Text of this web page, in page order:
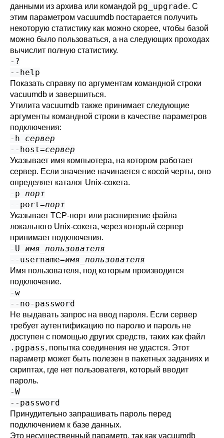
данными из архива или командой pg_upgrade. С
этим параметром vacuumdb постарается получить
некоторую статистику как можно скорее, чтобы базой
можно было пользоваться, а на следующих проходах
вычислит полную статистику.
-?
--help
Показать справку по аргументам командной строки
vacuumdb и завершиться.
Утилита vacuumdb также принимает следующие
аргументы командной строки в качестве параметров
подключения:
-h сервер
--host=сервер
Указывает имя компьютера, на котором работает
сервер. Если значение начинается с косой черты, оно
определяет каталог Unix-сокета.
-p порт
--port=порт
Указывает TCP-порт или расширение файла
локального Unix-сокета, через который сервер
принимает подключения.
-U имя_пользователя
--username=имя_пользователя
Имя пользователя, под которым производится
подключение.
-w
--no-password
Не выдавать запрос на ввод пароля. Если сервер
требует аутентификацию по паролю и пароль не
доступен с помощью других средств, таких как файл
.pgpass, попытка соединения не удастся. Этот
параметр может быть полезен в пакетных заданиях и
скриптах, где нет пользователя, который вводит
пароль.
-W
--password
Принудительно запрашивать пароль перед
подключением к базе данных.
Это несущественный параметр, так как vacuumdb